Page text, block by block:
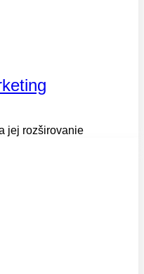
jej rozširovanie